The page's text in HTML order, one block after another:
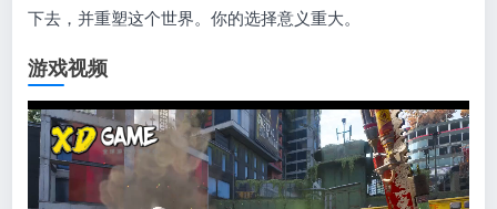
下去，并重塑这个世界。你的选择意义重大。
游戏视频